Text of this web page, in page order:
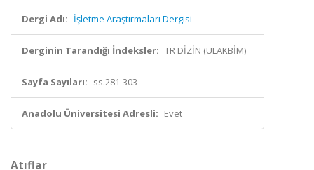
Dergi Adı: İşletme Araştırmaları Dergisi
Derginin Tarandığı İndeksler: TR DİZİN (ULAKBİM)
Sayfa Sayıları: ss.281-303
Anadolu Üniversitesi Adresli: Evet
Atıflar